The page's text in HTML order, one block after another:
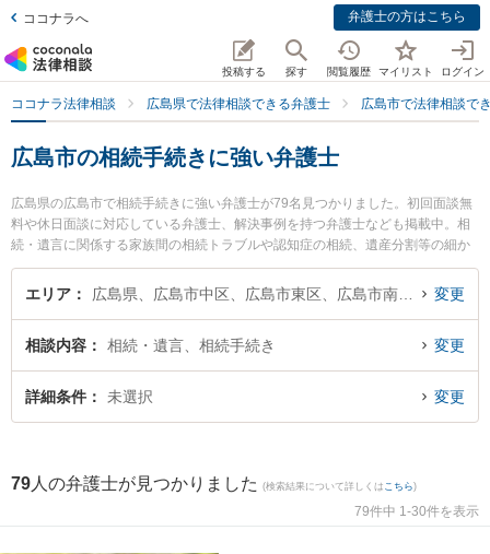
ココナラへ 弁護士の方はこちら
投稿する 探す 閲覧履歴 マイリスト ログイン
ココナラ法律相談 広島県で法律相談できる弁護士 広島市で法律相談で
広島市の相続手続きに強い弁護士
広島県の広島市で相続手続きに強い弁護士が79名見つかりました。初回面談無
料や休日面談に対応している弁護士、解決事例を持つ弁護士なども掲載中。相
続・遺言に関係する家族間の相続トラブルや認知症の相続、遺産分割等の細か
な分野での絞り込み検索もでき便利です。特に千瑞穂法律事務所の桝井 楓弁護
士や弁護士法人ALG＆Associates 広島法律事務所の西谷 剛弁護士、安佐合同法
ぐに弁護士に相談したい』『相続手続きのトラブル解決の実績豊富な近くの弁
護士を検索したい』『初回相談無料で相続手続きを法律相談できる広島市内の
弁護士に相談予約したい』などでお困りの相談者さんにおすすめです。
エリア 変更
相談内容 相続・遺言、相続手続き 変更
詳細条件 未選択 変更
79 人の弁護士が見つかりました (検索結果について詳しくは こちら)
79件中 1-30件を表示